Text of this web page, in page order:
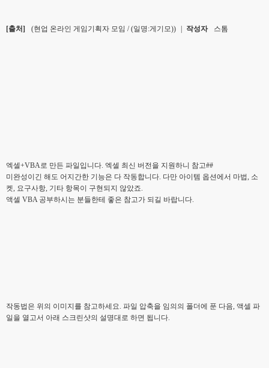
[출처] (현업 온라인 게임기획자 모임 / (일명:게기모)) 작성자 스톰
엑셀+VBA로 만든 파일입니다. 엑셀 최신 버전을 지원하니 참고##
미완성이긴 해도 어지간한 기능은 다 작동합니다. 다만 아이템 옵션에서 마법, 소
켓, 요구사항, 기타 항목이 구현되지 않았죠.
액셀 VBA 공부하시는 분들한테 좋은 참고가 되길 바랍니다.
작동법은 위의 이미지를 참고하세요. 파일 압축을 임의의 폴더에 푼 다음, 액셀 파
일을 열고서 아래 스크린샷의 설명대로 하면 됩니다.